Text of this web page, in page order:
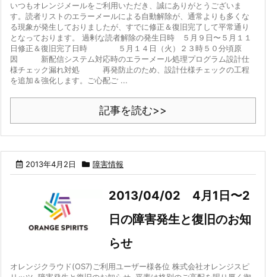
いつもオレンジメールをご利用いただき、誠にありがとうございま
す。読者リストのエラーメールによる自動解除が、通常よりも多くな
る現象が発生しておりましたが、すでに修正＆復旧完了して平常通り
となっております。 過剰な読者解除の発生日時 ５月９日〜５月１１
日修正＆復旧完了日時 ５月１４日（火）２３時５０分頃原
因 新配信システム対応時のエラーメール処理プログラム設計仕
様チェック漏れ対処 再発防止のため、設計仕様チェックの工程
を追加＆強化します。ご心配ご ...
記事を読む>>
2013年4月2日 障害情報
2013/04/02 4月1日〜2
日の障害発生と復旧のお知
らせ
オレンジクラウド(OS7)ご利用ユーザー様各位 株式会社オレンジスピ